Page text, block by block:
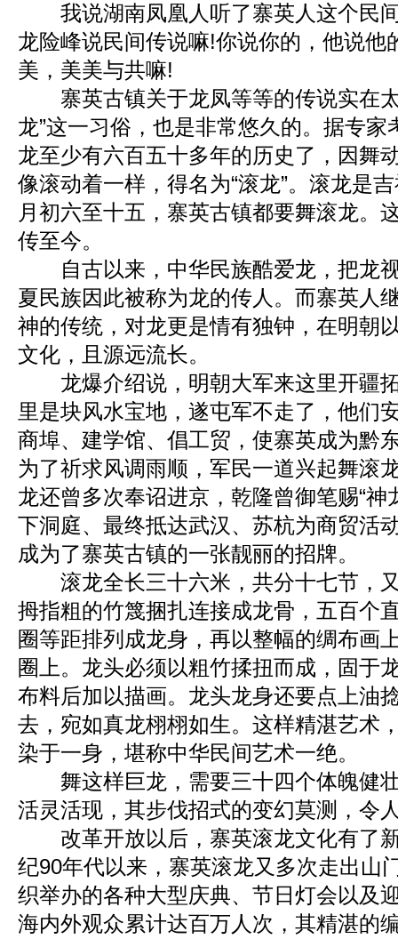
我说湖南凤凰人听了寨英人这个民
龙险峰说民间传说嘛!你说你的，他说他
美，美美与共嘛!
寨英古镇关于龙凤等等的传说实在太
龙”这一习俗，也是非常悠久的。据专
龙至少有六百五十多年的历史了，因舞
像滚动着一样，得名为“滚龙”。滚龙是
月初六至十五，寨英古镇都要舞滚龙。
传至今。
自古以来，中华民族酷爱龙，把龙
夏民族因此被称为龙的传人。而寨英人
神的传统，对龙更是情有独钟，在明朝
文化，且源远流长。
龙爆介绍说，明朝大军来这里开疆
里是块风水宝地，遂屯军不走了，他们
商埠、建学馆、倡工贸，使寨英成为黔
为了祈求风调雨顺，军民一道兴起舞滚
龙还曾多次奉诏进京，乾隆曾御笔赐“神
下洞庭、最终抵达武汉、苏杭为商贸活
成为了寨英古镇的一张靓丽的招牌。
滚龙全长三十六米，共分十七节，
拇指粗的竹篾捆扎连接成龙骨，五百个
圈等距排列成龙身，再以整幅的绸布画
圈上。龙头必须以粗竹揉扭而成，固于
布料后加以描画。龙头龙身还要点上油
去，宛如真龙栩栩如生。这样精湛艺术
染于一身，堪称中华民间艺术一绝。
舞这样巨龙，需要三十四个体魄健
活灵活现，其步伐招式的变幻莫测，令
改革开放以后，寨英滚龙文化有了
纪90年代以来，寨英滚龙又多次走出山
织举办的各种大型庆典、节日灯会以及
海内外观众累计达百万人次，其精湛的